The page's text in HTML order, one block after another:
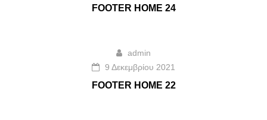
FOOTER HOME 24
admin
9 Δεκεμβρίου 2021
FOOTER HOME 22